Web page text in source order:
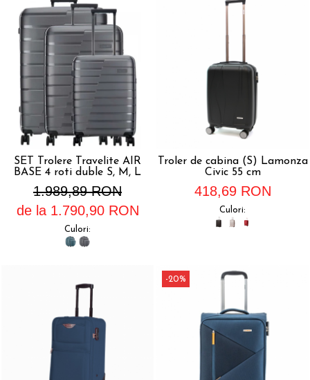
SET Trolere Travelite AIR
BASE 4 roti duble S, M, L
1.989,89 RON
de la 1.790,90 RON
Culori:
Troler de cabina (S) Lamonza
Civic 55 cm
418,69 RON
Culori:
-20%